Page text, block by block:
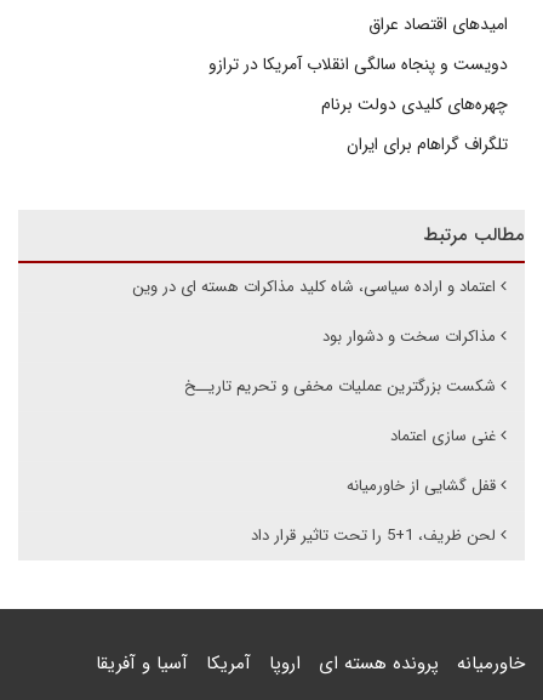
امیدهای اقتصاد عراق
دویست و پنجاه سالگی انقلاب آمریکا در ترازو
چهره‌های کلیدی دولت برنام
تلگراف گراهام برای ایران
مطالب مرتبط
اعتماد و اراده سیاسی، شاه کلید مذاکرات هسته ای در وین
مذاکرات سخت و دشوار بود
شکست بزرگترین عملیات مخفی و تحریم تاریــخ
غنی سازی اعتماد
قفل گشایی از خاورمیانه
لحن ظریف، 1+5 را تحت تاثیر قرار داد
خاورمیانه پرونده هسته ای اروپا آمریکا آسیا و آفریقا